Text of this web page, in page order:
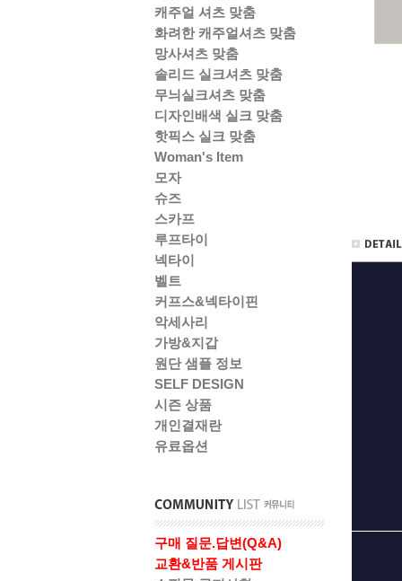
캐주얼 셔츠 맞춤
화려한 캐주얼셔츠 맞춤
망사셔츠 맞춤
솔리드 실크셔츠 맞춤
무늬실크셔츠 맞춤
디자인배색 실크 맞춤
핫픽스 실크 맞춤
Woman's Item
모자
슈즈
스카프
루프타이
넥타이
벨트
커프스&넥타이핀
악세사리
가방&지갑
원단 샘플 정보
SELF DESIGN
시즌 상품
개인결재란
유료옵션
구매 질문.답변(Q&A)
교환&반품 게시판